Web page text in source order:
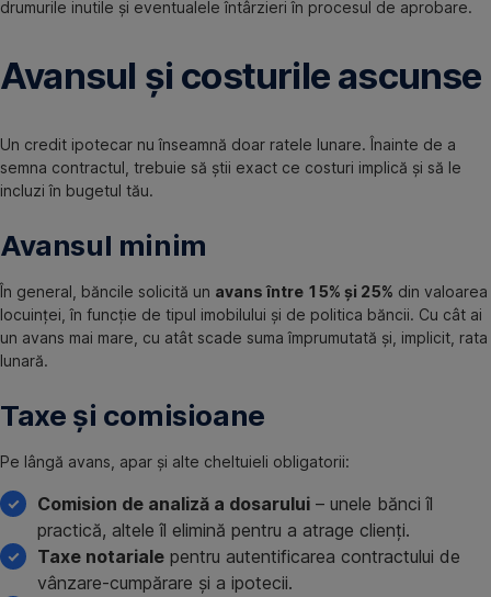
drumurile inutile și eventualele întârzieri în procesul de aprobare.
Avansul și costurile ascunse
Un credit ipotecar nu înseamnă doar ratele lunare. Înainte de a
semna contractul, trebuie să știi exact ce costuri implică și să le
incluzi în bugetul tău.
Avansul minim
În general, băncile solicită un avans între 15% și 25% din valoarea
locuinței, în funcție de tipul imobilului și de politica băncii. Cu cât ai
un avans mai mare, cu atât scade suma împrumutată și, implicit, rata
lunară.
Taxe și comisioane
Pe lângă avans, apar și alte cheltuieli obligatorii:
Comision de analiză a dosarului – unele bănci îl
practică, altele îl elimină pentru a atrage clienți.
Taxe notariale pentru autentificarea contractului de
vânzare-cumpărare și a ipotecii.